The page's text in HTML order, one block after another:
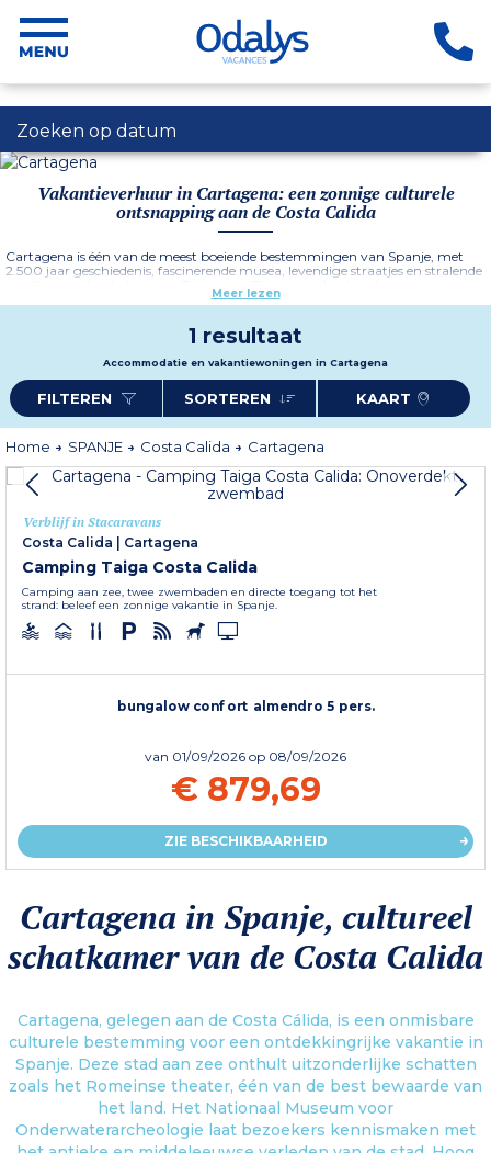
Zoeken op datum
Vakantieverhuur in Cartagena: een zonnige culturele
ontsnapping aan de Costa Calida
Cartagena is één van de meest boeiende bestemmingen van Spanje, met
2.500 jaar geschiedenis, fascinerende musea, levendige straatjes en stralende
mediterrane landschappen. Tussen het Romeinse theater, de historische
haven, archeologische musea en stranden biedt de stad een perfecte balans
z’n tweeën of met vrienden, belooft Cartagena een authentieke en
verrassende ervaring in het hart van de Costa Cálida. Een niet te missen
bestemming voor uw volgende vakantie in Spanje.
Meer informatie
Meer lezen
1 resultaat
Accommodatie en vakantiewoningen in Cartagena
FILTEREN SORTEREN KAART
Home SPANJE Costa Calida Cartagena
Verblijf in Stacaravans
Costa Calida
Cartagena
Camping Taiga Costa Calida
Camping aan zee, twee zwembaden en directe toegang tot het
strand: beleef een zonnige vakantie in Spanje.
bungalow confort almendro 5 pers.
van 01/09/2026 op 08/09/2026
€ 879,69
ZIE BESCHIKBAARHEID
Cartagena in Spanje, cultureel
schatkamer van de Costa Calida
Cartagena, gelegen aan de Costa Cálida, is een onmisbare
culturele bestemming voor een ontdekkingrijke vakantie in
Spanje. Deze stad aan zee onthult uitzonderlijke schatten
zoals het Romeinse theater, één van de best bewaarde van
het land. Het Nationaal Museum voor
Onderwaterarcheologie laat bezoekers kennismaken met